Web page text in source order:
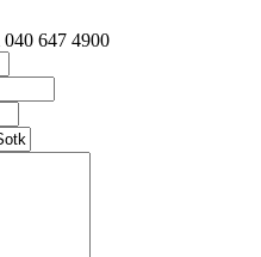
040 647 4900